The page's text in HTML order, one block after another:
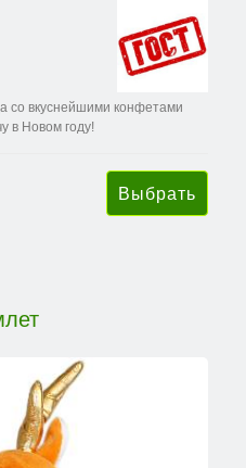
со вкуснейшими конфетами
в Новом году!